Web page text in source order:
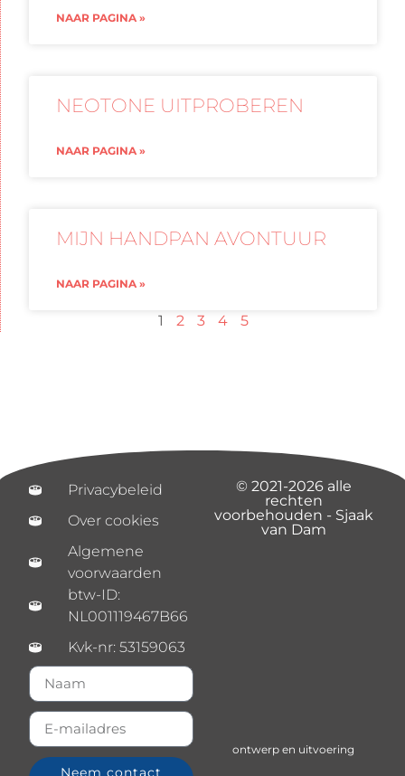
NAAR PAGINA »
NEOTONE UITPROBEREN
NAAR PAGINA »
MIJN HANDPAN AVONTUUR
NAAR PAGINA »
1 2 3 4 5
Privacybeleid
Over cookies
Algemene
voorwaarden
btw-ID:
NL001119467B66
Kvk-nr: 53159063
Neem contact
© 2021-2026 alle
rechten
voorbehouden - Sjaak
van Dam
ontwerp en uitvoering